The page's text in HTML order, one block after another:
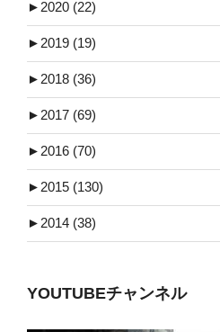
►2020 (22)
►2019 (19)
►2018 (36)
►2017 (69)
►2016 (70)
►2015 (130)
►2014 (38)
YOUTUBEチャンネル